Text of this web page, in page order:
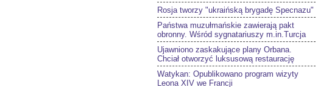
Rosja tworzy "ukraińską brygadę Specnazu"
Państwa muzułmańskie zawierają pakt
obronny. Wśród sygnatariuszy m.in.Turcja
Ujawniono zaskakujące plany Orbana.
Chciał otworzyć luksusową restaurację
Watykan: Opublikowano program wizyty
Leona XIV we Francji